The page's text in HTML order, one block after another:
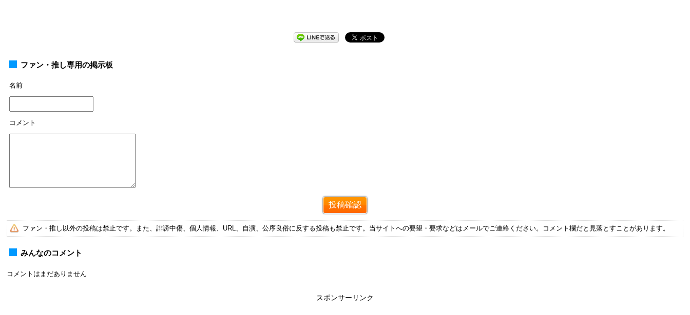
ファン・推し専用の掲示板
名前
コメント
ファン・推し以外の投稿は禁止です。また、誹謗中傷、個人情報、URL、自演、公序良俗に反する投稿も禁止です。当サイトへの要望・要求などはメールでご連絡ください。コメント欄だと見落とすことがあります。
みんなのコメント
コメントはまだありません
スポンサーリンク